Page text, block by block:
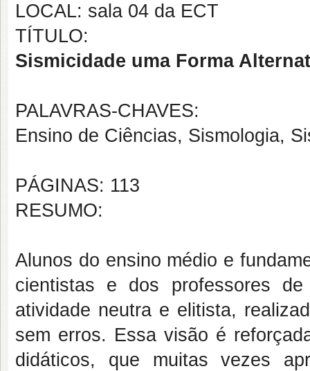
LOCAL: sala 04 da ECT
TÍTULO:
Sismicidade uma Forma
PALAVRAS-CHAVES:
Ensino de Ciências, Sismologia,
PÁGINAS: 113
RESUMO:
Alunos do ensino médio e
cientistas e dos professores
atividade neutra e elitista,
sem erros. Essa visão é
didáticos, que muitas vezes